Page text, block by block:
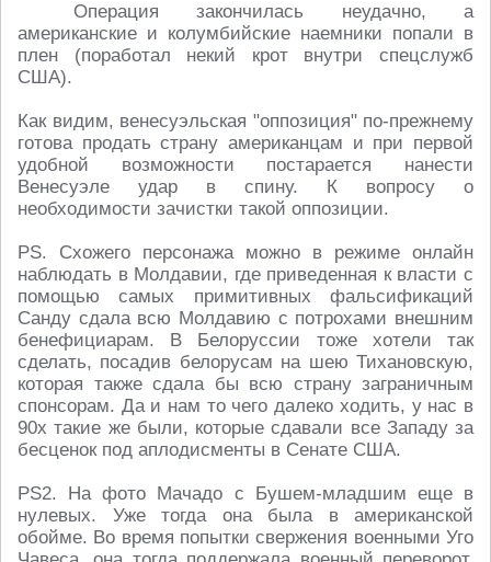
Операция закончилась неудачно, а
американские и колумбийские наемники попали в
плен (поработал некий крот внутри спецслужб
США).
Как видим, венесуэльская "оппозиция" по-прежнему
готова продать страну американцам и при первой
удобной возможности постарается нанести
Венесуэле удар в спину. К вопросу о
необходимости зачистки такой оппозиции.
PS. Схожего персонажа можно в режиме онлайн
наблюдать в Молдавии, где приведенная к власти с
помощью самых примитивных фальсификаций
Санду сдала всю Молдавию с потрохами внешним
бенефициарам. В Белоруссии тоже хотели так
сделать, посадив белорусам на шею Тихановскую,
которая также сдала бы всю страну заграничным
спонсорам. Да и нам то чего далеко ходить, у нас в
90х такие же были, которые сдавали все Западу за
бесценок под аплодисменты в Сенате США.
PS2. На фото Мачадо с Бушем-младшим еще в
нулевых. Уже тогда она была в американской
обойме. Во время попытки свержения военными Уго